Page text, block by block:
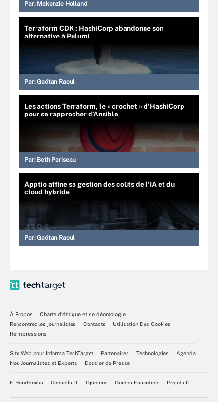
Par: Makenzie Holland
Terraform CDK : HashiCorp abandonne son
alternative à Pulumi
Par: Gaétan Raoul
Les actions Terraform, le « crochet » d’HashiCorp
pour se rapprocher d’Ansible
Par: Beth Pariseau
Apptio affine sa gestion des coûts de l’IA et du
cloud hybride
Par: Gaétan Raoul
À Propos
Charte d’éthique et de déontologie
Rencontrez les journalistes
Contacts
Utilisation Des Cookies
Réimpressions
Site Web pour Informa TechTarget Partenaires Technologies
Agenda
Nos Journalistes et Experts
Dossier de Presse
E-Handbooks Conseils IT Opinions Guides Essentiels Projets IT